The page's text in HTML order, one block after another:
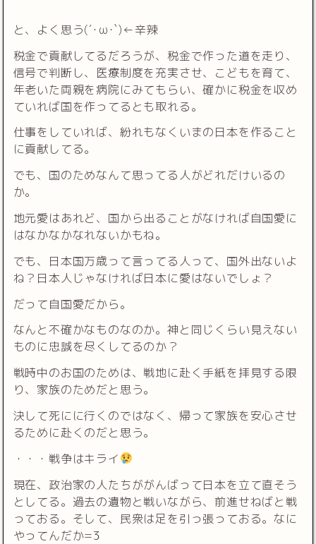
と、よく思う(´･ω･`)←辛辣
税金で貢献してるだろうが、税金で作った道を走り、
信号で判断し、医療制度を充実させ、こどもを育て、
年老いた両親を病院にみてもらい、確かに税金を収め
ていれば国を作ってるとも取れる。
仕事をしていれば、紛れもなくいまの日本を作ること
に貢献してる。
でも、国のためなんて思ってる人がどれだけいるの
か。
地元愛はあれど、国から出ることがなければ自国愛に
はなかなかなれないかもね。
でも、日本国万歳って言ってる人って、国外出ないよ
ね？日本人じゃなければ日本に愛はないでしょ？
だって自国愛だから。
なんと不確かなものなのか。神と同じくらい見えない
ものに忠誠を尽くしてるのか？
戦時中のお国のためは、戦地に赴く手紙を拝見する限
り、家族のためだと思う。
決して死にに行くのではなく、帰って家族を安心させ
るために赴くのだと思う。
・・・戦争はキライ
現在、政治家の人たちががんばって日本を立て直そう
としてる。過去の遺物と戦いながら、前進せねばと戦
っておる。そして、民衆は足を引っ張っておる。なに
やってんだか=3